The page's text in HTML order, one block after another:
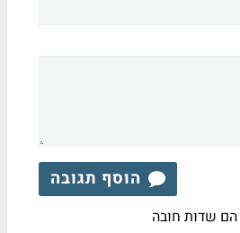
הוסף תגובה
הם שדות חובה